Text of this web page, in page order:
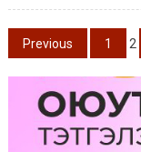
Posts
pagination
Previous 1 2